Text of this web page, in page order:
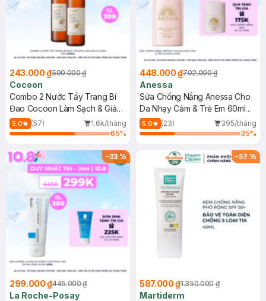
243.000 ₫590.000 ₫
Cocoon
Combo 2 Nước Tẩy Trang Bí
Đao Cocoon Làm Sạch & Giảm
Dầu 500ml
5.0 (57)
1.6k/tháng
65%
448.000 ₫702.000 ₫
Anessa
Sữa Chống Nắng Anessa Cho
Da Nhạy Cảm & Trẻ Em 60ml
(Mới)
5.0 (23)
395/tháng
35%
-33%
299.000 ₫445.000 ₫
La Roche-Posay
-57 %
587.000 ₫1.350.000 ₫
Martiderm